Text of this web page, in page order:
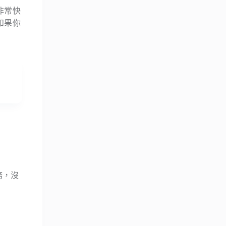
常快
果你
，沒